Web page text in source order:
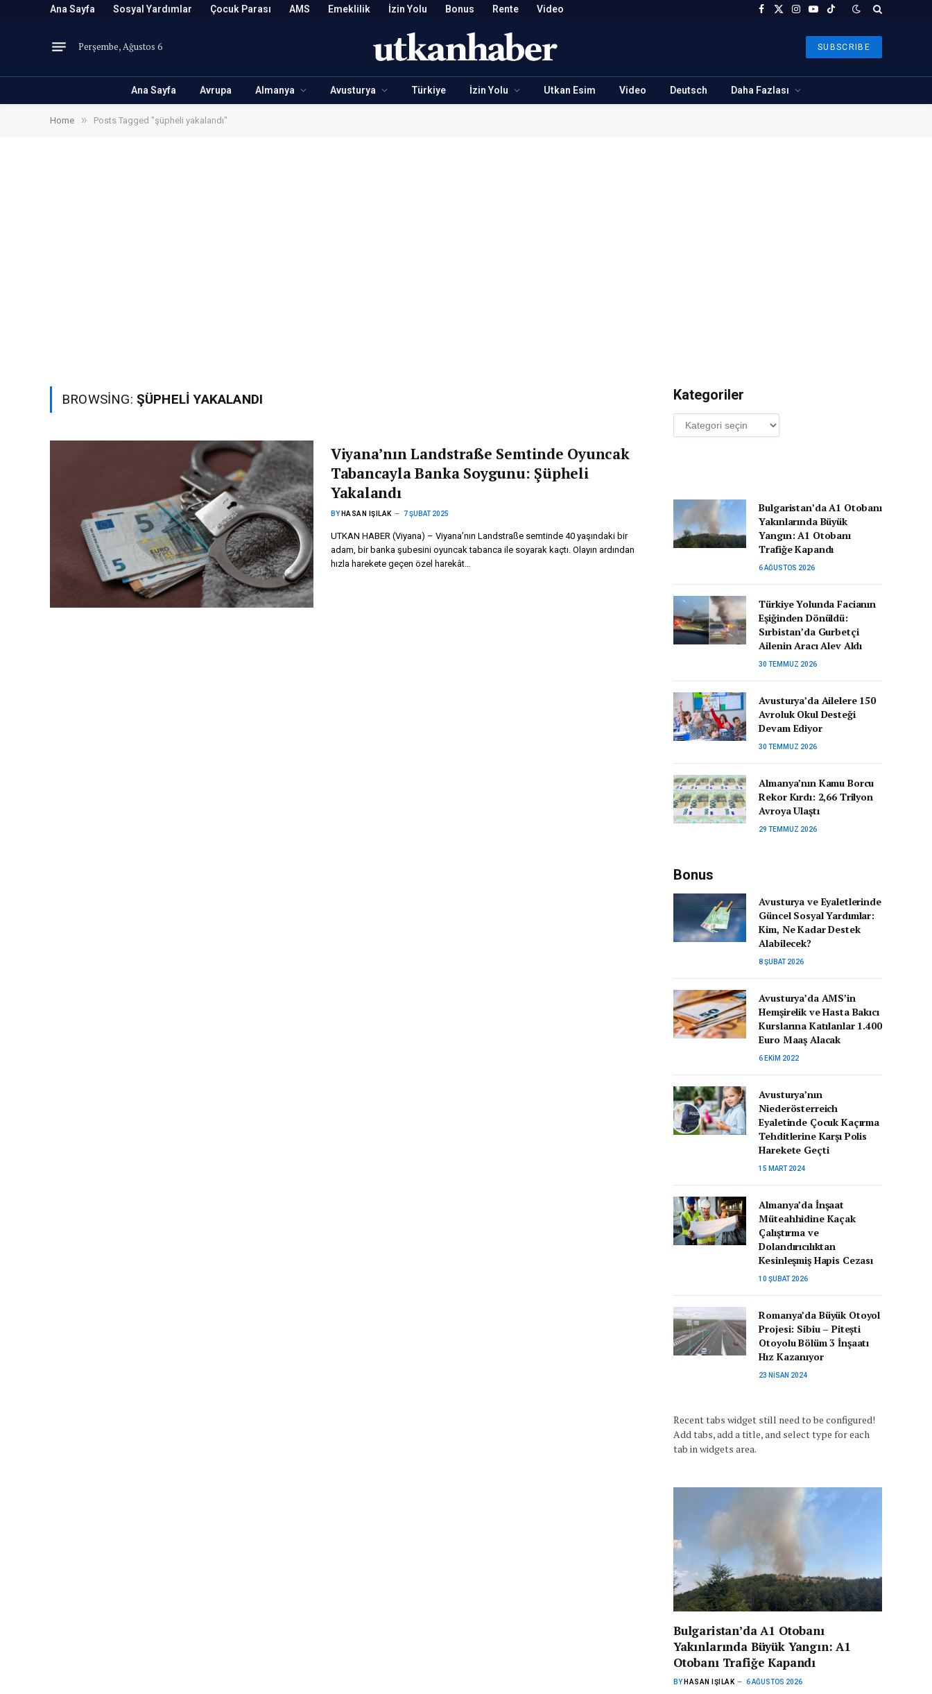
Ana Sayfa Sosyal Yardımlar Çocuk Parası AMS Emeklilik İzin Yolu Bonus Rente Video Facebook
X
Instagram
YouTubeTikTok
Perşembe, Ağustos 6 SUBSCRIBE
Ana Sayfa Avrupa Almanya Avusturya Türkiye İzin Yolu Utkan Esim Video Deutsch Daha Fazlası
Home » Posts Tagged "şüpheli yakalandı"
BROWSING: ŞÜPHELI YAKALANDI
Viyana’nın Landstraße Semtinde Oyuncak
Tabancayla Banka Soygunu: Şüpheli
Yakalandı
BY HASAN IŞILAK 7 ŞUBAT 2025
UTKAN HABER (Viyana) – Viyana’nın Landstraße semtinde 40 yaşındaki bir
adam, bir banka şubesini oyuncak tabanca ile soyarak kaçtı. Olayın ardından
hızla harekete geçen özel harekât…
Kategoriler
Kategoriler
Bulgaristan’da A1 Otobanı
Yakınlarında Büyük
Yangın: A1 Otobanı
Trafiğe Kapandı
6 AĞUSTOS 2026
Türkiye Yolunda Facianın
Eşiğinden Dönüldü:
Sırbistan’da Gurbetçi
Ailenin Aracı Alev Aldı
30 TEMMUZ 2026
Avusturya’da Ailelere 150
Avroluk Okul Desteği
Devam Ediyor
30 TEMMUZ 2026
Almanya’nın Kamu Borcu
Rekor Kırdı: 2,66 Trilyon
Avroya Ulaştı
29 TEMMUZ 2026
Bonus
Avusturya ve Eyaletlerinde
Güncel Sosyal Yardımlar:
Kim, Ne Kadar Destek
Alabilecek?
8 ŞUBAT 2026
Avusturya’da AMS’in
Hemşirelik ve Hasta Bakıcı
Kurslarına Katılanlar 1.400
Euro Maaş Alacak
6 EKIM 2022
Avusturya’nın
Niederösterreich
Eyaletinde Çocuk Kaçırma
Tehditlerine Karşı Polis
Harekete Geçti
15 MART 2024
Almanya’da İnşaat
Müteahhidine Kaçak
Çalıştırma ve
Dolandırıcılıktan
Kesinleşmiş Hapis Cezası
10 ŞUBAT 2026
Romanya’da Büyük Otoyol
Projesi: Sibiu – Pitești
Otoyolu Bölüm 3 İnşaatı
Hız Kazanıyor
23 NISAN 2024
Recent tabs widget still need to be configured!
Add tabs, add a title, and select type for each
tab in widgets area.
Bulgaristan’da A1 Otobanı
Yakınlarında Büyük Yangın: A1
Otobanı Trafiğe Kapandı
BY HASAN IŞILAK 6 AĞUSTOS 2026